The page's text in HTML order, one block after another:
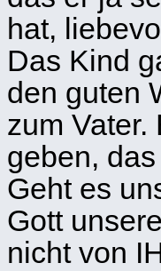
hat,
Das Kind
den guten
zum Vater.
geben,
Geht es
Gott
nicht von